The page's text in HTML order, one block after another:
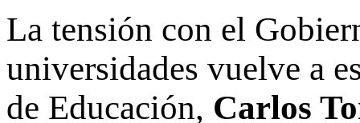
La tensión con el
universidades vuelve a
de Educación, Carlos